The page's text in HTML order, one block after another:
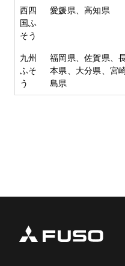
西四
国ふ
そう
愛媛県、高知県
九州
ふそ
う
福岡県、佐賀県、
本県、大分県、宮
島県